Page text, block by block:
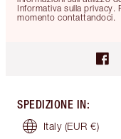
Informativa sulla privacy.
momento contattandoci.
SPEDIZIONE IN:
Italy (EUR €)